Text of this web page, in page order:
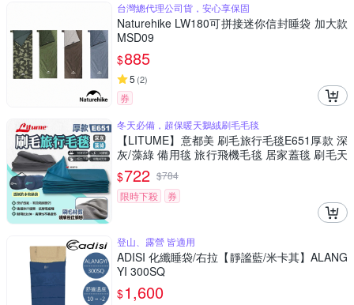
台灣總代理公司貨，安心享保固
Naturehike LW180可拼接迷你信封睡袋 加大款
MSD09
$885
5 (2)
券
冬天必備，超保暖天鵝絨刷毛毛毯
【LITUME】意都美 刷毛旅行毛毯E651厚款 深
灰/藻綠 備用毯 旅行飛機毛毯 居家蓋毯 刷毛天
鵝絨 露營 悠遊戶外
$722 $784
限時下殺
券
登山、露營 皆適用
ADISI 化纖睡袋/右拉【靜謐藍/米卡其】ALANG
YI 300SQ
$1,600